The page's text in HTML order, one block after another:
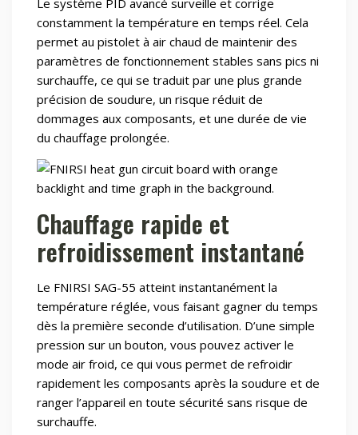
Le système PID avancé surveille et corrige
constamment la température en temps réel. Cela
permet au pistolet à air chaud de maintenir des
paramètres de fonctionnement stables sans pics ni
surchauffe, ce qui se traduit par une plus grande
précision de soudure, un risque réduit de
dommages aux composants, et une durée de vie
du chauffage prolongée.
Chauffage rapide et
refroidissement instantané
Le FNIRSI SAG-55 atteint instantanément la
température réglée, vous faisant gagner du temps
dès la première seconde d’utilisation. D’une simple
pression sur un bouton, vous pouvez activer le
mode air froid, ce qui vous permet de refroidir
rapidement les composants après la soudure et de
ranger l’appareil en toute sécurité sans risque de
surchauffe.